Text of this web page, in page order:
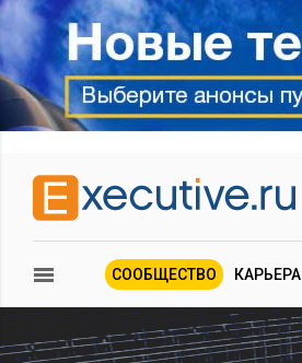
СООБЩЕСТВО КАРЬЕРА